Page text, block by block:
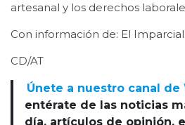
artesanal y los derechos
Con información de: El Imparcial
CD/AT
Únete a nuestro canal de
entérate de las noticias
día, artículos de opinión,